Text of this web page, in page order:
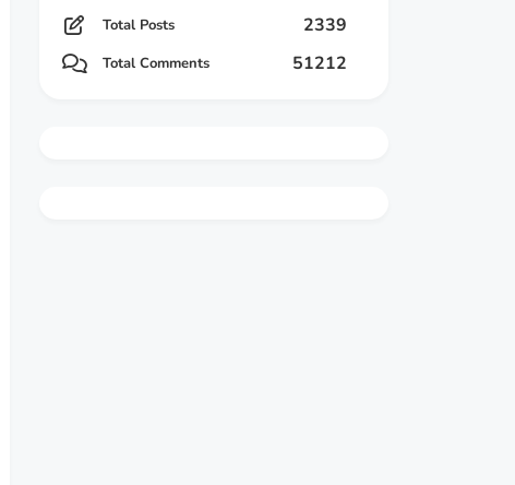
Total Posts 2339
Total Comments 51212